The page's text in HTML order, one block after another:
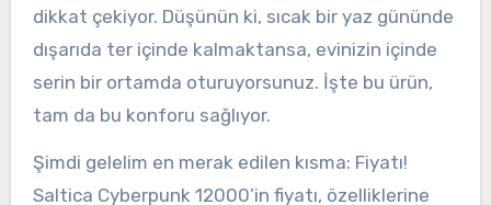
dikkat çekiyor. Düşünün ki, sıcak bir yaz gününde
dışarıda ter içinde kalmaktansa, evinizin içinde
serin bir ortamda oturuyorsunuz. İşte bu ürün,
tam da bu konforu sağlıyor.
Şimdi gelelim en merak edilen kısma: Fiyatı!
Saltica Cyberpunk 12000’in fiyatı, özelliklerine